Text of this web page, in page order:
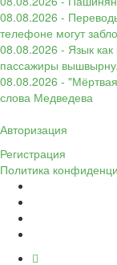
08.08.2026 -
телефоне могут
08.08.2026 - Язык
пассажиры
08.08.2026 -
слова Медведева
Авторизация
Регистрация
Политика